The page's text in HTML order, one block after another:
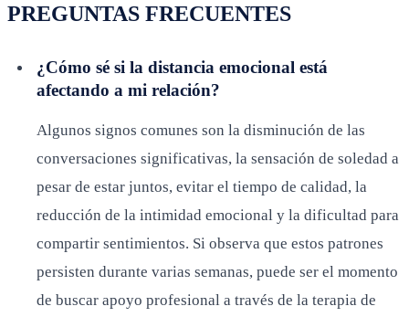
PREGUNTAS FRECUENTES
¿Cómo sé si la distancia emocional está
afectando a mi relación?
Algunos signos comunes son la disminución de las
conversaciones significativas, la sensación de soledad a
pesar de estar juntos, evitar el tiempo de calidad, la
reducción de la intimidad emocional y la dificultad para
compartir sentimientos. Si observa que estos patrones
persisten durante varias semanas, puede ser el momento
de buscar apoyo profesional a través de la terapia de